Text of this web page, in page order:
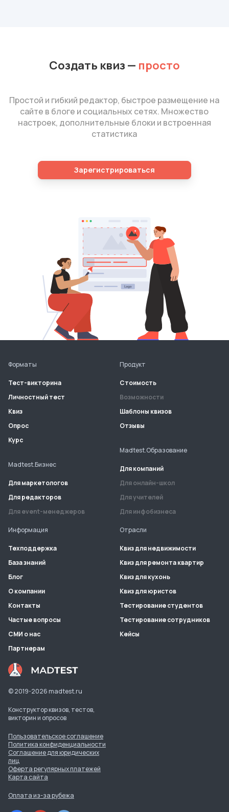
Создать квиз — просто
Простой и гибкий редактор, быстрое размещение на
сайте в блоге и социальных сетях. Множество
настроек, дополнительные блоки и встроенная
статистика
Зарегистрироваться
© 2019-2026madtest.ru
Конструктор квизов, тестов,
викторин и опросов
Пользовательское соглашение
Политика конфиденциальности
Соглашение для юридических
лиц
Оферта регулярных платежей
Карта сайта
Оплата из-за рубежа
Форматы
Тест-викторина
Личностный тест
Квиз
Опрос
Курс
Madtest.Бизнес
Для маркетологов
Для редакторов
Для event-менеджеров
Продукт
Стоимость
Возможности
Шаблоны квизов
Отзывы
Madtest.Образование
Для компаний
Для онлайн-школ
Для учителей
Для инфобизнеса
Информация
Техподдержка
База знаний
Блог
О компании
Контакты
Частые вопросы
СМИ о нас
Партнерам
Отрасли
Квиз для недвижимости
Квиз для ремонта квартир
Квиз для кухонь
Квиз для юристов
Тестирование студентов
Тестирование сотрудников
Кейсы